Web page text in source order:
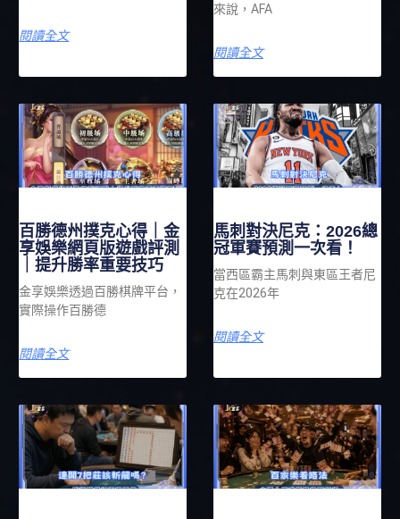
閱讀全文
來說，AFA
閱讀全文
百勝德州撲克心得｜金
享娛樂網頁版遊戲評測
｜提升勝率重要技巧
金享娛樂透過百勝棋牌平台，
實際操作百勝德
閱讀全文
馬刺對決尼克：2026總
冠軍賽預測一次看！
當西區霸主馬刺與東區王者尼
克在2026年
閱讀全文